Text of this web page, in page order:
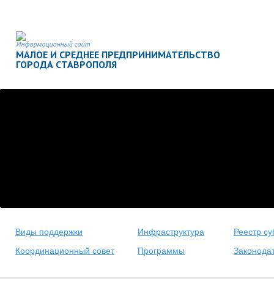
Информационный сайт
МАЛОЕ И СРЕДНЕЕ ПРЕДПРИНИМАТЕЛЬСТВО
ГОРОДА СТАВРОПОЛЯ
Виды поддержки Инфраструктура
Реестр
Координационный совет
Программы